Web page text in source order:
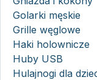
Golarki męskie
Grille węglowe
Haki holownicze
Huby USB
Hulajnogi dla